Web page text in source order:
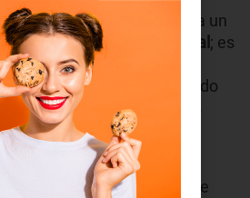
del mundo se adopta un
LEDecológico y funcional ; es
poralumbrado público
ambiente
. Ello ha servido
búsqueda de alternativas
de luz permite completa
: los focos pueden combinarse